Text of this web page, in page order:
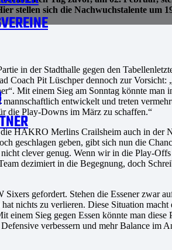
stellen sich die Nachwuchstalente
in der Stadthalle gegen den
Coach Pit Lüschper dennoch zur
Mit einem Sieg am Sonntag könnte man
entwickelt und treten
die Play-Downs im März zu schaffen.“
HAKRO Merlins Crailsheim auch in der
geschlagen geben, gibt sich nun die
clever genug. Wenn wir in die Play-
dezimiert in die Begegnung, doch
gefordert. Stehen die Essener zwar
nichts zu verlieren. Diese Situation
Sieg gegen Essen könnte man
verbessern und mehr Balance